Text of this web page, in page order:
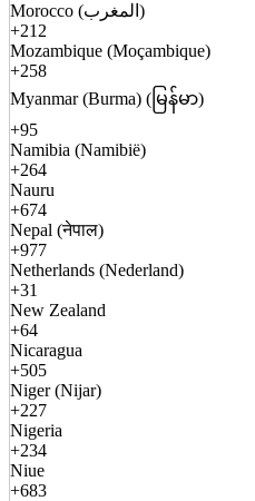
Morocco (المغرب)
+212
Mozambique (Moçambique)
+258
Myanmar (Burma) (မြန်မာ)
+95
Namibia (Namibië)
+264
Nauru
+674
Nepal (नेपाल)
+977
Netherlands (Nederland)
+31
New Zealand
+64
Nicaragua
+505
Niger (Nijar)
+227
Nigeria
+234
Niue
+683